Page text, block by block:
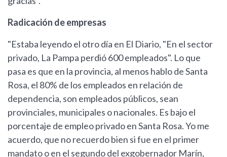
Radicación de empresas
"Estaba leyendo el otro día en El Diario, "En el sector
privado, La Pampa perdió 600 empleados". Lo que
pasa es que en la provincia, al menos hablo de Santa
Rosa, el 80% de los empleados en relación de
dependencia, son empleados públicos, sean
provinciales, municipales o nacionales. Es bajo el
porcentaje de empleo privado en Santa Rosa. Yo me
acuerdo, que no recuerdo bien si fue en el primer
mandato o en el segundo del exgobernador Marín,